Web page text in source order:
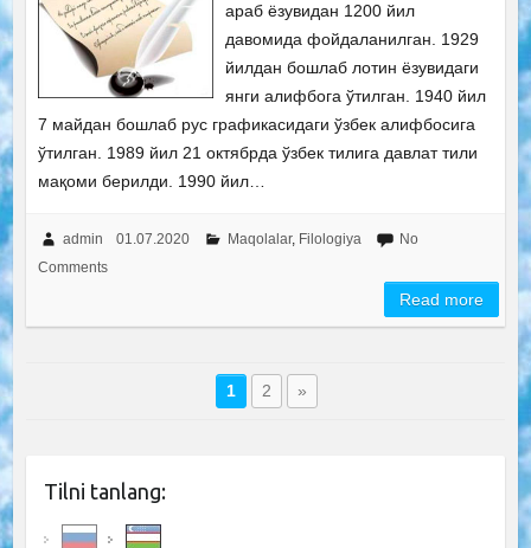
араб ёзувидан 1200 йил
давомида фойдаланилган. 1929
йилдан бошлаб лотин ёзувидаги
янги алифбога ўтилган. 1940 йил
7 майдан бошлаб рус графикасидаги ўзбек алифбосига
ўтилган. 1989 йил 21 октябрда ўзбек тилига давлат тили
мақоми берилди. 1990 йил…
admin 01.07.2020 Maqolalar, Filologiya
No
Comments
Read more
1 2 »
Tilni tanlang: